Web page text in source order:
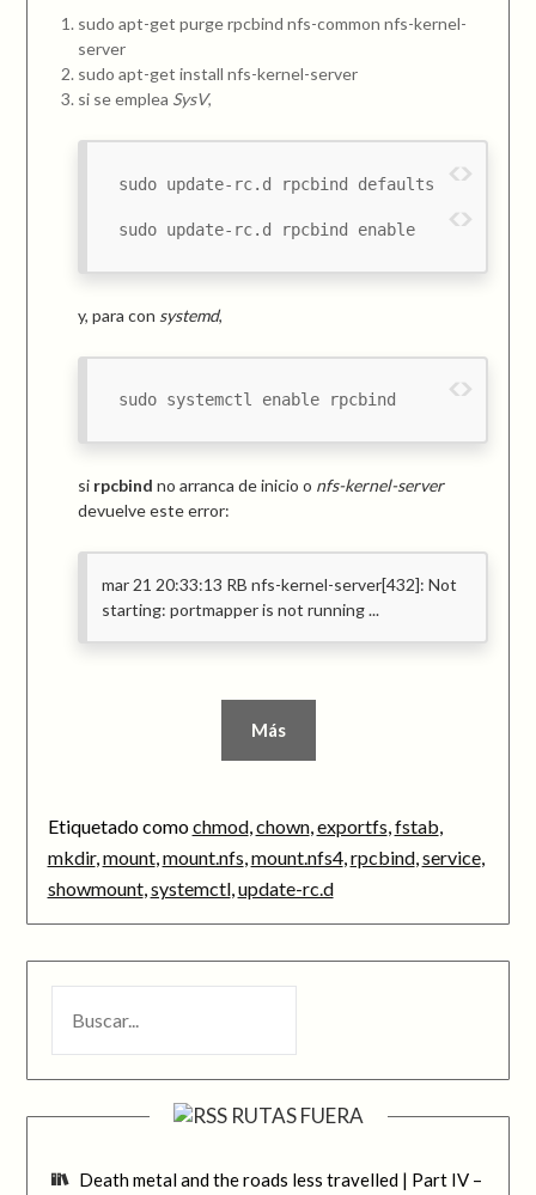
sudo apt-get purge rpcbind nfs-common nfs-kernel-
server
sudo apt-get install nfs-kernel-server
si se emplea SysV,
sudo update-rc.d rpcbind defaults
sudo update-rc.d rpcbind enable
y, para con systemd,
sudo systemctl enable rpcbind
si rpcbind no arranca de inicio o nfs-kernel-server
devuelve este error:
mar 21 20:33:13 RB nfs-kernel-server[432]: Not
starting: portmapper is not running ...
Más
Etiquetado comochmod, chown, exportfs fstab
mkdir, mount, mount.nfs mount.nfs4, rpcbind, service,
showmount, systemctl, update-rc.d
RUTAS FUERA
Death metal and the roads less travelled | Part IV –